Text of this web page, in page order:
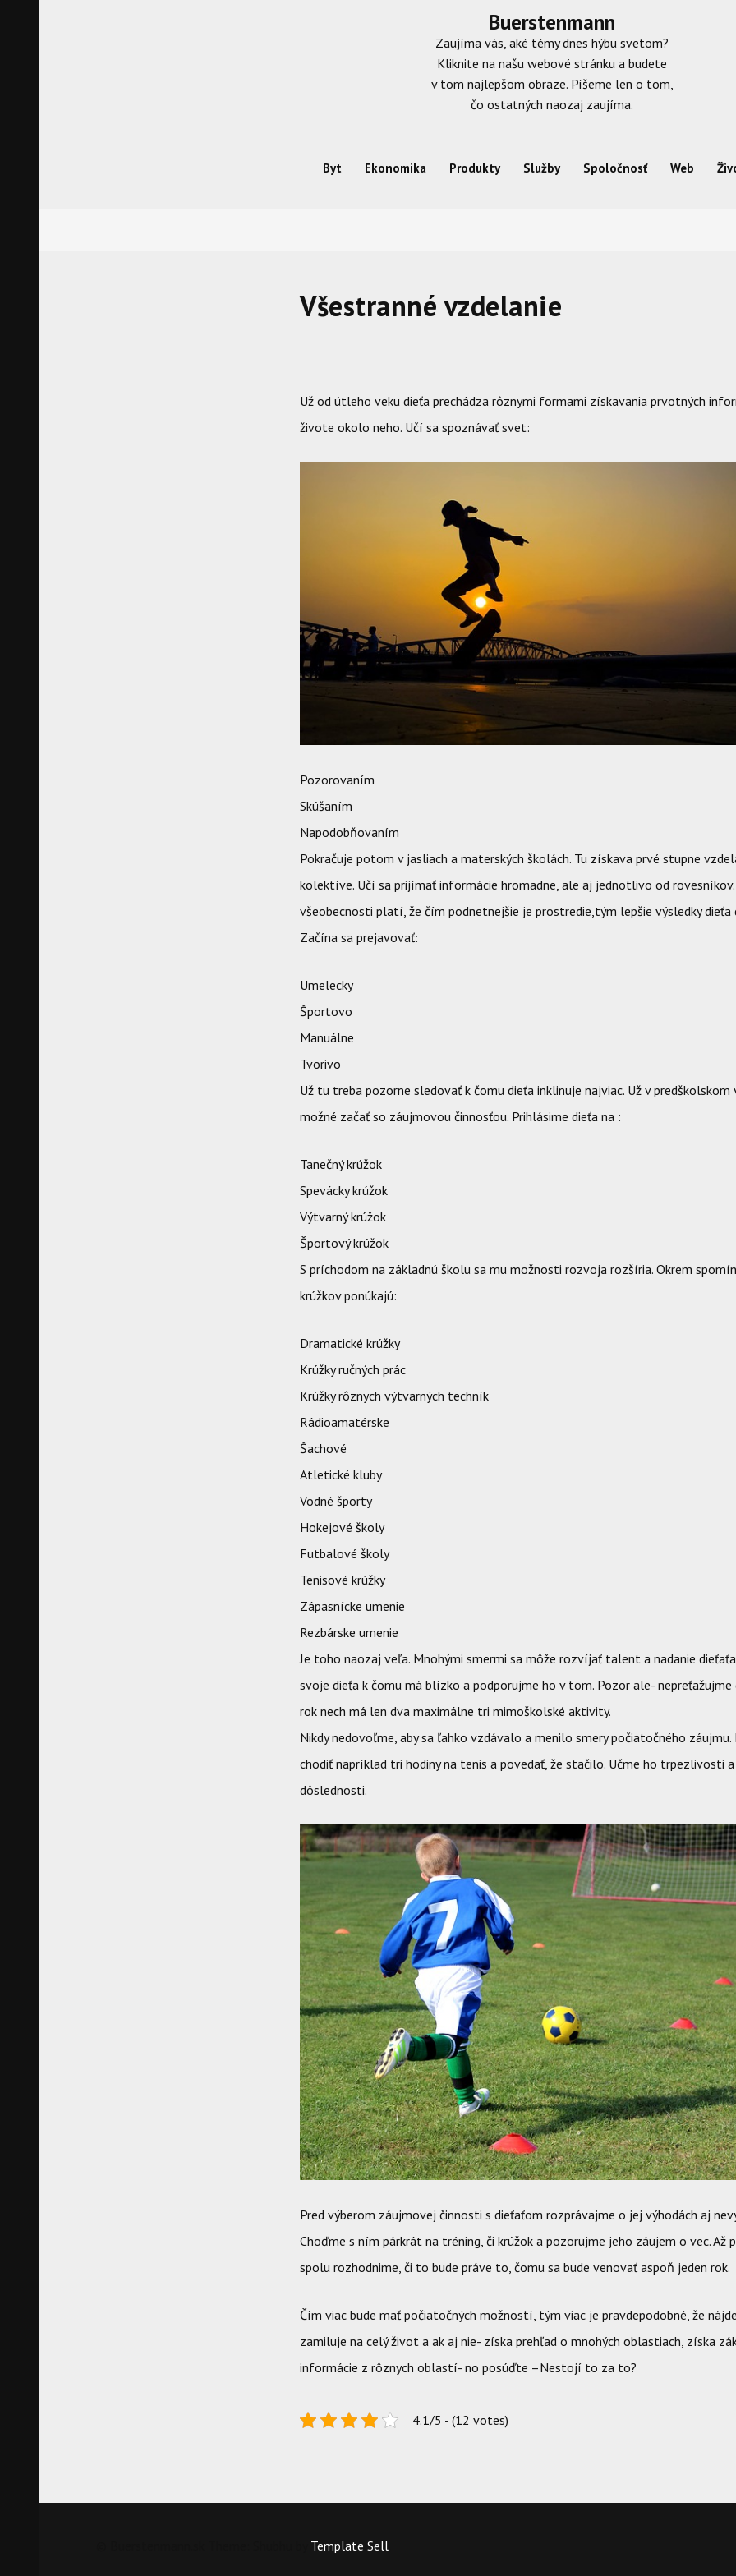
Buerstenmann
Zaujíma vás, aké témy dnes hýbu svetom?
Kliknite na našu webové stránku a budete
v tom najlepšom obraze. Píšeme len o tom,
čo ostatných naozaj zaujíma.
Byt Ekonomika Produkty Služby Spoločnosť Web
Všestranné vzdelanie
Už od útleho veku dieťa prechádza rôznymi formami získavania prvotných
živote okolo neho. Učí sa spoznávať svet:
Pozorovaním
Skúšaním
Napodobňovaním
Pokračuje potom v jasliach a materských školách. Tu získava prvé stupne
kolektíve. Učí sa prijímať informácie hromadne, ale aj jednotlivo od rovesníkov.
všeobecnosti platí, že čím podnetnejšie je prostredie,tým lepšie výsledky dieťa
Začína sa prejavovať:
Umelecky
Športovo
Manuálne
Tvorivo
Už tu treba pozorne sledovať k čomu dieťa inklinuje najviac. Už v predškolskom
možné začať so záujmovou činnosťou. Prihlásime dieťa na :
Tanečný krúžok
Spevácky krúžok
Výtvarný krúžok
Športový krúžok
S príchodom na základnú školu sa mu možnosti rozvoja rozšíria. Okrem
krúžkov ponúkajú:
Dramatické krúžky
Krúžky ručných prác
Krúžky rôznych výtvarných techník
Rádioamatérske
Šachové
Atletické kluby
Vodné športy
Hokejové školy
Futbalové školy
Tenisové krúžky
Zápasnícke umenie
Rezbárske umenie
Je toho naozaj veľa. Mnohými smermi sa môže rozvíjať talent a nadanie
svoje dieťa k čomu má blízko a podporujme ho v tom. Pozor ale- nepreťažujme
rok nech má len dva maximálne tri mimoškolské aktivity.
Nikdy nedovoľme, aby sa ľahko vzdávalo a menilo smery počiatočného záujmu.
chodiť napríklad tri hodiny na tenis a povedať, že stačilo. Učme ho trpezlivosti a
dôslednosti.
Pred výberom záujmovej činnosti s dieťaťom rozprávajme o jej výhodách aj
Choďme s ním párkrát na tréning, či krúžok a pozorujme jeho záujem o vec. Až
spolu rozhodnime, či to bude práve to, čomu sa bude venovať aspoň jeden rok.
Čím viac bude mať počiatočných možností, tým viac je pravdepodobné, že
zamiluje na celý život a ak aj nie- získa prehľad o mnohých oblastiach, získa
informácie z rôznych oblastí- no posúďte –Nestojí to za to?
4.1/5 - (12 votes)
Template Sell